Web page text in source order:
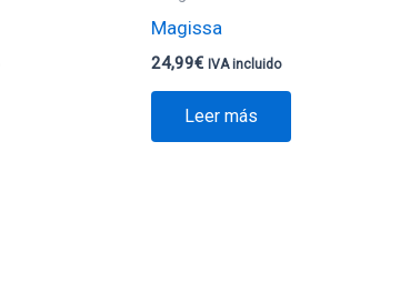
Magissa
24,99€ IVA incluido
Leer más